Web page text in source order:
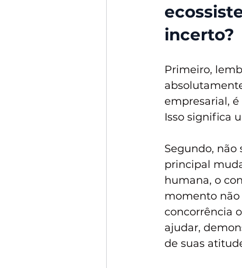
incerto?
Primeiro,
empresarial,
Isso significa
Segundo, não
principal
humana, o
momento não
concorrência
ajudar,
de suas